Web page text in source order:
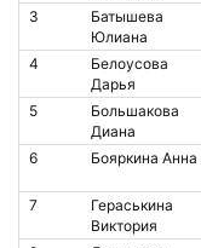
3
Батышева
Юлиана
4
Белоусова
Дарья
5
Большакова
Диана
6 Бояркина Анна
7
Гераськина
Виктория